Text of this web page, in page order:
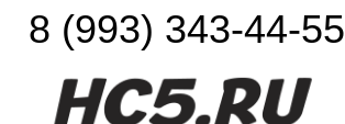
8 (993) 343-44-55